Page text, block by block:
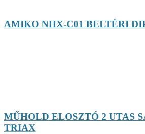
AMIKO NHX-C01 BELTÉRI
MŰHOLD ELOSZTÓ 2 UTAS
TRIAX